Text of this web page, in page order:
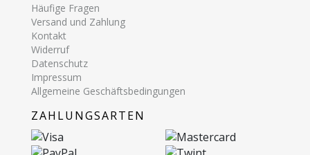
Häufige Fragen
Versand und Zahlung
Kontakt
Widerruf
Datenschutz
Impressum
Allgemeine Geschäftsbedingungen
ZAHLUNGSARTEN